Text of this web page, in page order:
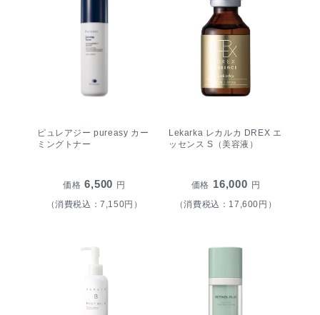
ピュレアジー pureasy カー
ミングトナー
価格 6,500 円
（消費税込：7,150円）
Lekarka レカルカ DREX エ
ッセンス S（美容液）
価格 16,000 円
（消費税込：17,600円）